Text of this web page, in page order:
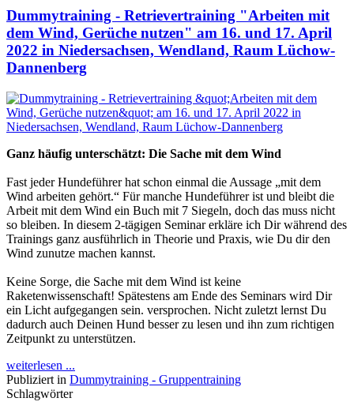
Dummytraining - Retrievertraining "Arbeiten mit
dem Wind, Gerüche nutzen" am 16. und 17. April
2022 in Niedersachsen, Wendland, Raum Lüchow-
Dannenberg
Ganz häufig unterschätzt: Die Sache mit dem Wind
Fast jeder Hundeführer hat schon einmal die Aussage „mit dem
Wind arbeiten gehört.“ Für manche Hundeführer ist und bleibt die
Arbeit mit dem Wind ein Buch mit 7 Siegeln, doch das muss nicht
so bleiben. In diesem 2-tägigen Seminar erkläre ich Dir während des
Trainings ganz ausführlich in Theorie und Praxis, wie Du dir den
Wind zunutze machen kannst.
Keine Sorge, die Sache mit dem Wind ist keine
Raketenwissenschaft! Spätestens am Ende des Seminars wird Dir
ein Licht aufgegangen sein. versprochen. Nicht zuletzt lernst Du
dadurch auch Deinen Hund besser zu lesen und ihn zum richtigen
Zeitpunkt zu unterstützen.
weiterlesen ...
Publiziert in Dummytraining - Gruppentraining
Schlagwörter